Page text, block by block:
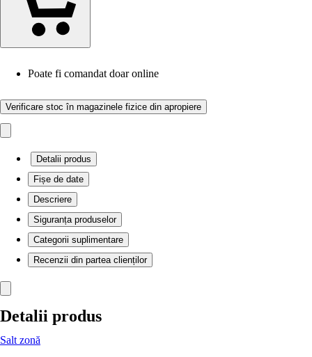
Poate fi comandat doar online
Verificare stoc în magazinele fizice din apropiere
Detalii produs
Fișe de date
Descriere
Siguranța produselor
Categorii suplimentare
Recenzii din partea clienților
Detalii produs
Salt zonă